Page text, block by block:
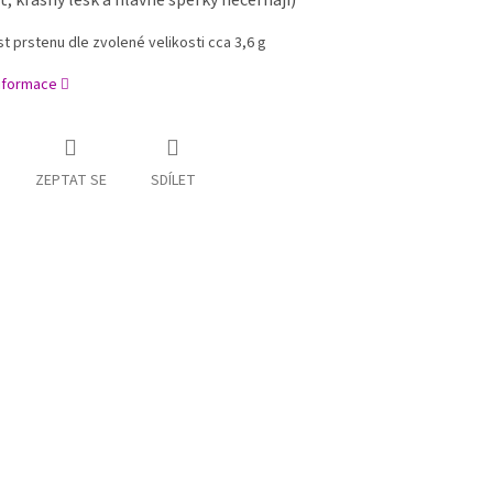
prstenu dle zvolené velikosti cca 3,6 g
ZEPTAT SE SDÍLET